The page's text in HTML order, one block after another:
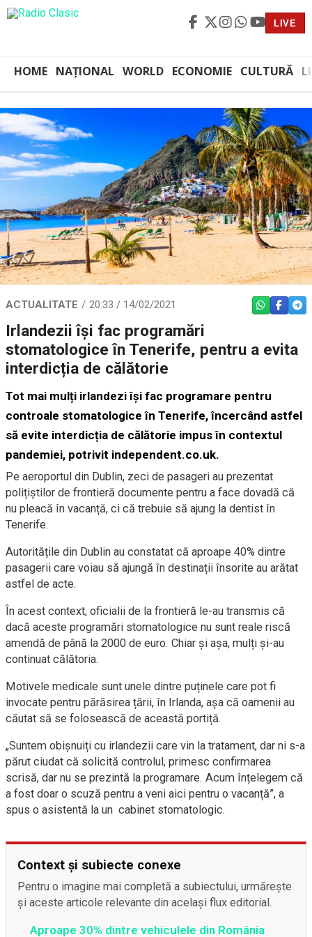
LIVE
HOME NAȚIONAL WORLD ECONOMIE CULTURĂ
ACTUALITATE 20:33 / 14/02/2021 WHATSAPP
Irlandezii își fac programări
stomatologice în Tenerife, pentru a evita
interdicția de călătorie
Tot mai mulți irlandezi își fac programare pentru
controale stomatologice în Tenerife, încercând astfel
să evite interdicția de călătorie impus în contextul
pandemiei, potrivit independent.co.uk.
Pe aeroportul din Dublin, zeci de pasageri au prezentat
polițiștilor de frontieră documente pentru a face dovadă că
nu pleacă în vacanță, ci că trebuie să ajung la dentist în
Tenerife.
Autoritățile din Dublin au constatat că aproape 40% dintre
pasagerii care voiau să ajungă în destinații însorite au arătat
astfel de acte.
În acest context, oficialii de la frontieră le-au transmis că
dacă aceste programări stomatologice nu sunt reale riscă
amendă de până la 2000 de euro. Chiar și așa, mulți și-au
continuat călătoria.
Motivele medicale sunt unele dintre puținele care pot fi
invocate pentru părăsirea țării, în Irlanda, așa că oamenii au
căutat să se folosească de această portiță.
„Suntem obișnuiți cu irlandezii care vin la tratament, dar ni s-a
părut ciudat că solicită controlul, primesc confirmarea
scrisă, dar nu se prezintă la programare. Acum înțelegem că
a fost doar o scuză pentru a veni aici pentru o vacanță”, a
spus o asistentă la un cabinet stomatologic.
Context și subiecte conexe
Pentru o imagine mai completă a subiectului, urmărește
și aceste articole relevante din același flux editorial.
Aproape 30% dintre vehiculele din România